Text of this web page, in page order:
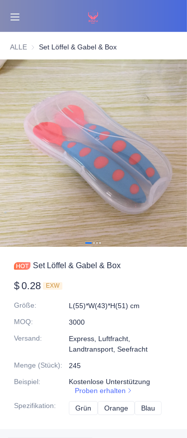
ALLE Set Löffel & Gabel & Box
Set Löffel & Gabel & Box
$0.28 EXW
Größe:
L(55)*W(43)*H(51) cm
MOQ:
3000
Versand:
Express, Luftfracht,
Landtransport, Seefracht
Menge (Stück):
245
Beispiel:
Kostenlose Unterstützung
Proben erhalten
Spezifikation: Grün GrünOrange Orange
Blau
Bestsellers
Produkte
Über uns
Nachrichten
Kontaktieren Sie uns